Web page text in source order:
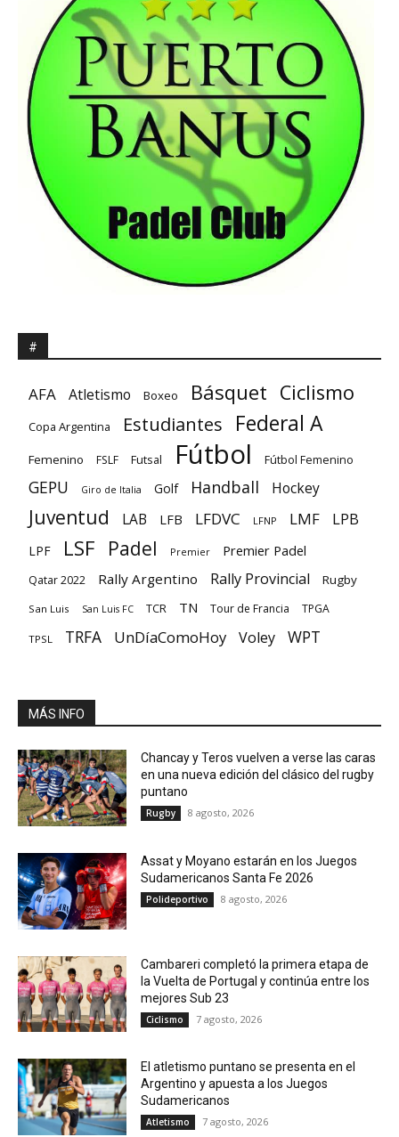
#
AFA Atletismo Boxeo Básquet Ciclismo
Copa Argentina Estudiantes Federal A
Femenino FSLF Futsal Fútbol Fútbol Femenino
GEPU Giro de Italia Golf Handball Hockey
Juventud LAB LFB LFDVC LFNP LMF LPB
LPF LSF Padel Premier Premier Padel
Qatar 2022 Rally Argentino Rally Provincial Rugby
San Luis San Luis FC TCR TN Tour de Francia TPGA
TPSL TRFA UnDíaComoHoy Voley WPT
MÁS INFO
Chancay y Teros vuelven a verse las caras
en una nueva edición del clásico del rugby
puntano
Rugby 8 agosto, 2026
Assat y Moyano estarán en los Juegos
Sudamericanos Santa Fe 2026
Polideportivo 8 agosto, 2026
Cambareri completó la primera etapa de
la Vuelta de Portugal y continúa entre los
mejores Sub 23
Ciclismo 7 agosto, 2026
El atletismo puntano se presenta en el
Argentino y apuesta a los Juegos
Sudamericanos
Atletismo 7 agosto, 2026